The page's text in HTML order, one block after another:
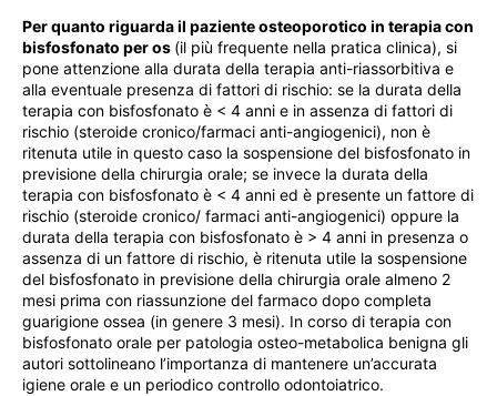
Per quanto riguarda il paziente osteoporotico in terapia con
bisfosfonato per os (il più frequente nella pratica clinica), si
pone attenzione alla durata della terapia anti-riassorbitiva e
alla eventuale presenza di fattori di rischio: se la durata della
terapia con bisfosfonato è < 4 anni e in assenza di fattori di
rischio (steroide cronico/farmaci anti-angiogenici), non è
ritenuta utile in questo caso la sospensione del bisfosfonato in
previsione della chirurgia orale; se invece la durata della
terapia con bisfosfonato è < 4 anni ed è presente un fattore di
rischio (steroide cronico/ farmaci anti-angiogenici) oppure la
durata della terapia con bisfosfonato è > 4 anni in presenza o
assenza di un fattore di rischio, è ritenuta utile la sospensione
del bisfosfonato in previsione della chirurgia orale almeno 2
mesi prima con riassunzione del farmaco dopo completa
guarigione ossea (in genere 3 mesi). In corso di terapia con
bisfosfonato orale per patologia osteo-metabolica benigna gli
autori sottolineano l’importanza di mantenere un’accurata
igiene orale e un periodico controllo odontoiatrico.